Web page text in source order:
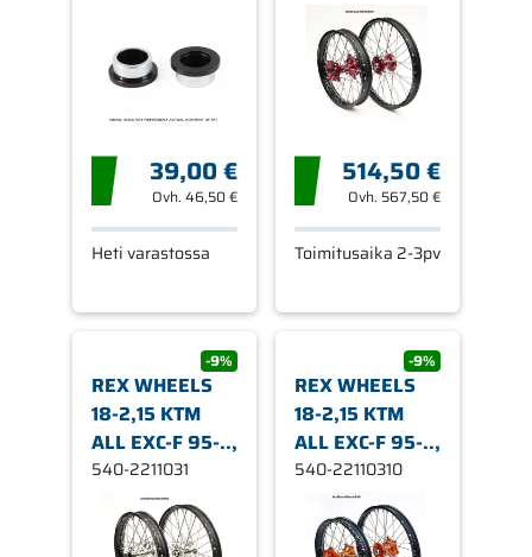
39,00 €
Ovh. 46,50 €
Heti varastossa
514,50 €
Ovh. 567,50 €
Toimitusaika 2-3pv
-9%
REX WHEELS
18-2,15 KTM
ALL EXC-F 95-..,
540-2211031
-9%
REX WHEELS
18-2,15 KTM
ALL EXC-F 95-..,
540-22110310